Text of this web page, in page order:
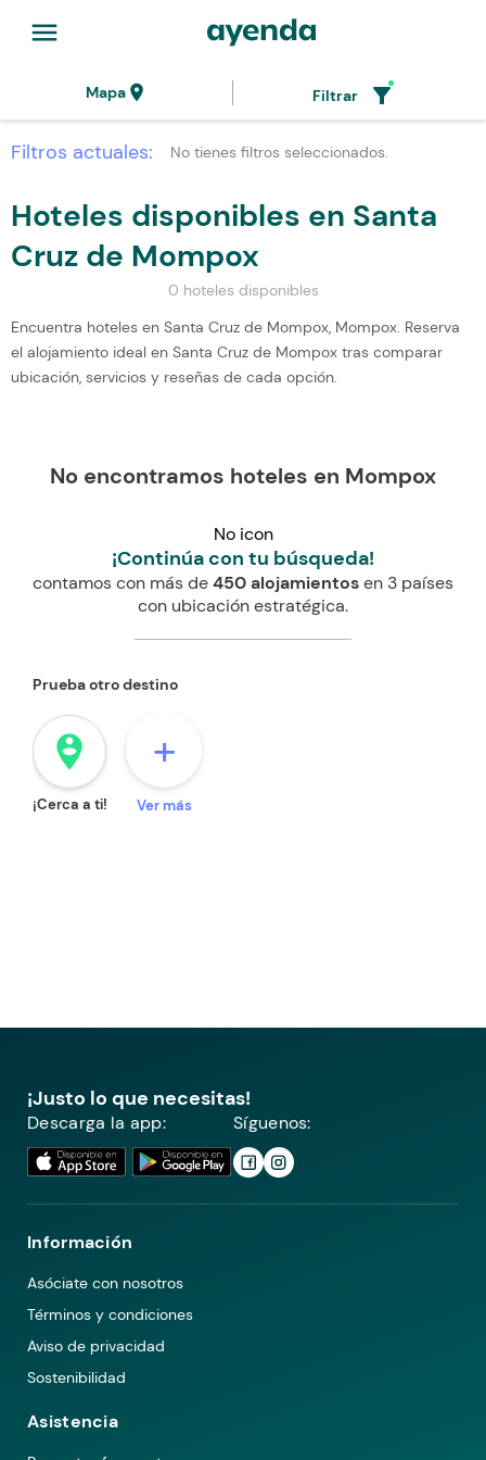
menu
Mapalocation_on Filtrar filter_alt
Filtros actuales: No tienes filtros seleccionados.
Hoteles disponibles en Santa
Cruz de Mompox
0 hoteles disponibles
Encuentra hoteles en Santa Cruz de Mompox, Mompox. Reserva
el alojamiento ideal en Santa Cruz de Mompox tras comparar
ubicación, servicios y reseñas de cada opción.
No encontramos hoteles en Mompox
No icon
¡Continúa con tu búsqueda!
contamos con más de450 alojamientosen 3 países
con ubicación estratégica.
Prueba otro destino
person_pin_circle
¡Cerca a ti!
+
Ver más
¡Justo lo que necesitas!
Descarga la app: Síguenos:
Información
Asóciate con nosotros
Términos y condiciones
Aviso de privacidad
Sostenibilidad
Asistencia